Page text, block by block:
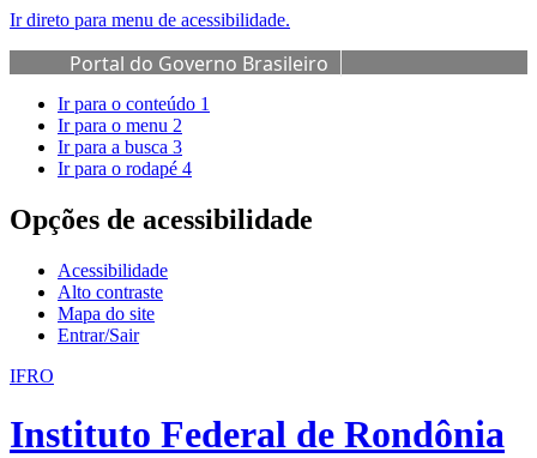
Ir direto para menu de acessibilidade.
Portal do Governo Brasileiro
Ir para o conteúdo 1
Ir para o menu 2
Ir para a busca 3
Ir para o rodapé 4
Opções de acessibilidade
Acessibilidade
Alto contraste
Mapa do site
Entrar/Sair
IFRO
Instituto Federal de Rondônia